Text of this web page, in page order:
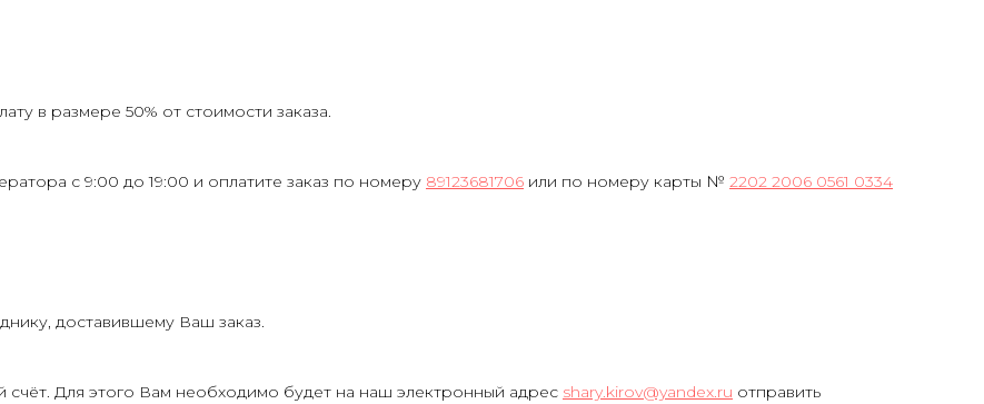
в размере 50% от стоимости заказа.
с 9:00 до 19:00 и оплатите заказ по номеру 89123681706 или по номеру карты № 2202 2006 0561 0334
доставившему Ваш заказ.
Для этого Вам необходимо будет на наш электронный адрес shary.kirov@yandex.ru отправить